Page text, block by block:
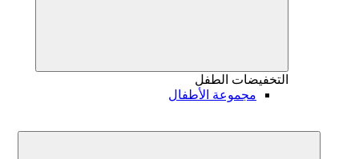
التخفيضات الطفل
مجموعة الأطفال